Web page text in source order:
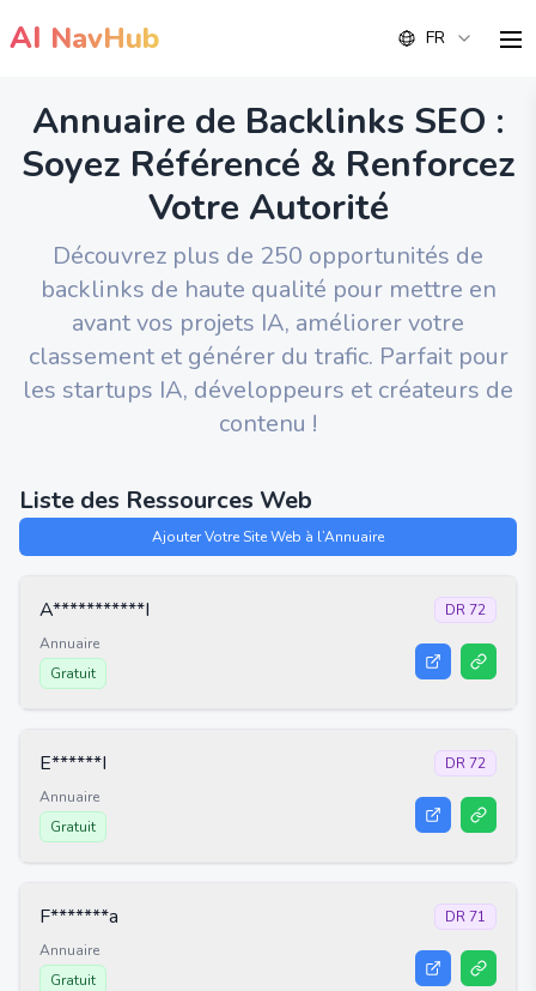
AI NavHub FR
Annuaire de Backlinks SEO :
Soyez Référencé & Renforcez
Votre Autorité
Découvrez plus de 250 opportunités de
backlinks de haute qualité pour mettre en
avant vos projets IA, améliorer votre
classement et générer du trafic. Parfait pour
les startups IA, développeurs et créateurs de
contenu !
Liste des Ressources Web
Ajouter Votre Site Web à l’Annuaire
A***********I DR72
Annuaire
Gratuit
E******I DR72
Annuaire
Gratuit
F*******a DR71
Annuaire
Gratuit